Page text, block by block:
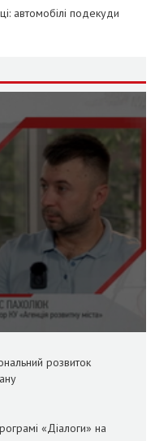
автомобілі подекуди
розвиток
«Діалоги» на